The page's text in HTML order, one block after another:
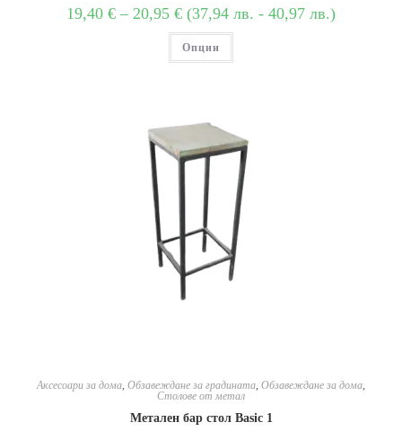
19,40 € – 20,95 € (37,94 лв. - 40,97 лв.)
Опции
Аксесоари за дома Обзавеждане за градината Обзавеждане за дома
Столове от метал
Метален бар стол Basic 1